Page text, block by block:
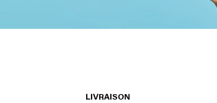
LIVRAISON